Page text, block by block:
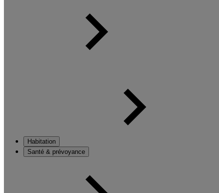
Habitation
Santé & prévoyance